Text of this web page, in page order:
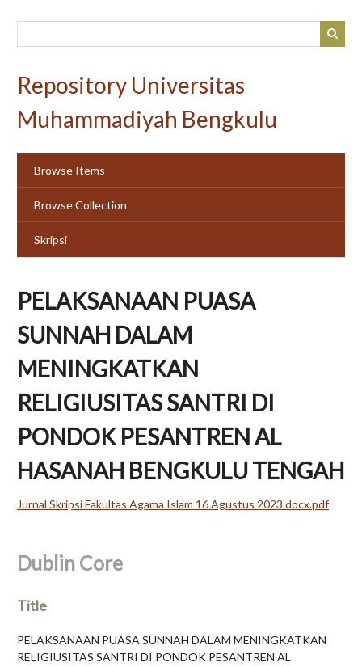
Repository Universitas
Muhammadiyah Bengkulu
Browse Items
Browse Collection
Skripsi
PELAKSANAAN PUASA
SUNNAH DALAM
MENINGKATKAN
RELIGIUSITAS SANTRI DI
PONDOK PESANTREN AL
HASANAH BENGKULU TENGAH
Jurnal Skripsi Fakultas Agama Islam 16 Agustus 2023.docx.pdf
Dublin Core
Title
PELAKSANAAN PUASA SUNNAH DALAM MENINGKATKAN
RELIGIUSITAS SANTRI DI PONDOK PESANTREN AL